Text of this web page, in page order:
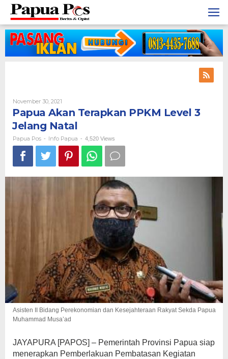
Skip
content
November 30, 2021
Papua
Pos
Papua Akan Terapkan PPKM Level 3
Jelang Natal
Papua Pos - Info Papua - 4,520 Views
Asisten II Bidang Perekonomian dan Kesejahteraan Rakyat Sekda Papua
Muhammad Musa’ad
JAYAPURA [PAPOS] – Pemerintah Provinsi Papua siap
menerapkan Pemberlakuan Pembatasan Kegiatan